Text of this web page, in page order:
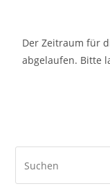
Der Zeitraum für
abgelaufen. Bitte